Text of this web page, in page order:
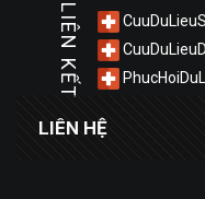
LIÊN KẾT
LIÊN HỆ